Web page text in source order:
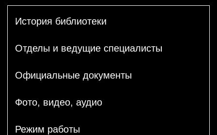
История библиотеки
Отделы и ведущие специалисты
Официальные документы
Фото, видео, аудио
Режим работы